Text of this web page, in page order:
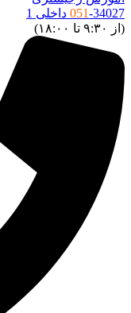
051داخلی 1
تا ۱۸:۰۰)